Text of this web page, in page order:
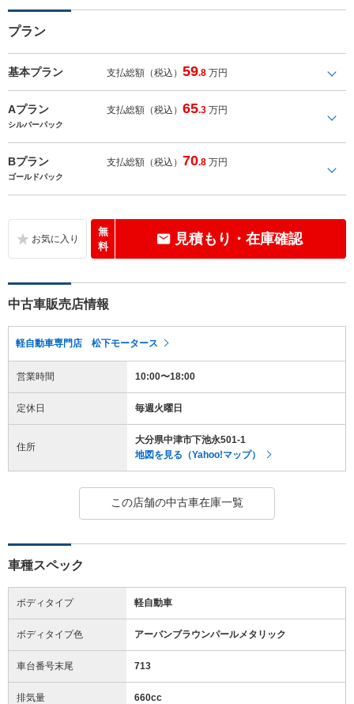
プラン
基本プラン 支払総額（税込）59.8 万円
Aプラン 支払総額（税込）65.3 万円
シルバーパック
Bプラン 支払総額（税込） 70.8 万円
ゴールドパック
無
料
見積もり・在庫確認
中古車販売店情報
軽自動車専門店 松下モータース
営業時間 10:00〜18:00
定休日 毎週火曜日
住所
大分県中津市下池永501-1
地図を見る（Yahoo!マップ）
この店舗の中古車在庫一覧
車種スペック
ボディタイプ 軽自動車
ボディタイプ色 アーバンブラウンパールメタリック
車台番号末尾 713
排気量 660cc